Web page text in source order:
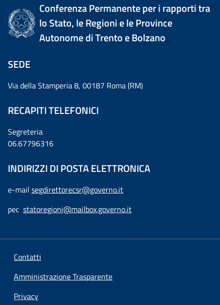
Conferenza Permanente per i rapporti tra
lo Stato, le Regioni e le Province
Autonome di Trento e Bolzano
SEDE
Via della Stamperia 8, 00187 Roma (RM)
RECAPITI TELEFONICI
Segreteria
06.67796316
INDIRIZZI DI POSTA ELETTRONICA
e-mail segdirettorecsr@governo.it
pec statoregioni@mailbox.governo.it
Contatti
Amministrazione Trasparente
Privacy